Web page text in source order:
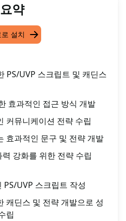
요약
설치
PS/UVP 스크립트 및 캐딘스
효과적인 접근 방식 개발
커뮤니케이션 전략 수립
효과적인 문구 및 전략 개발
강화를 위한 전략 수립
UVP 스크립트 작성
캐딘스 및 전략 개발으로 성
립